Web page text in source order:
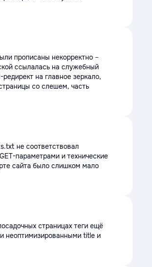
прописаны некорректно –
ссылалась на служебный
на главное зеркало,
со слешем, часть
не соответствовал
параметрами и технические
сайта было слишком мало
страницах теги ещё
неоптимизированными title и